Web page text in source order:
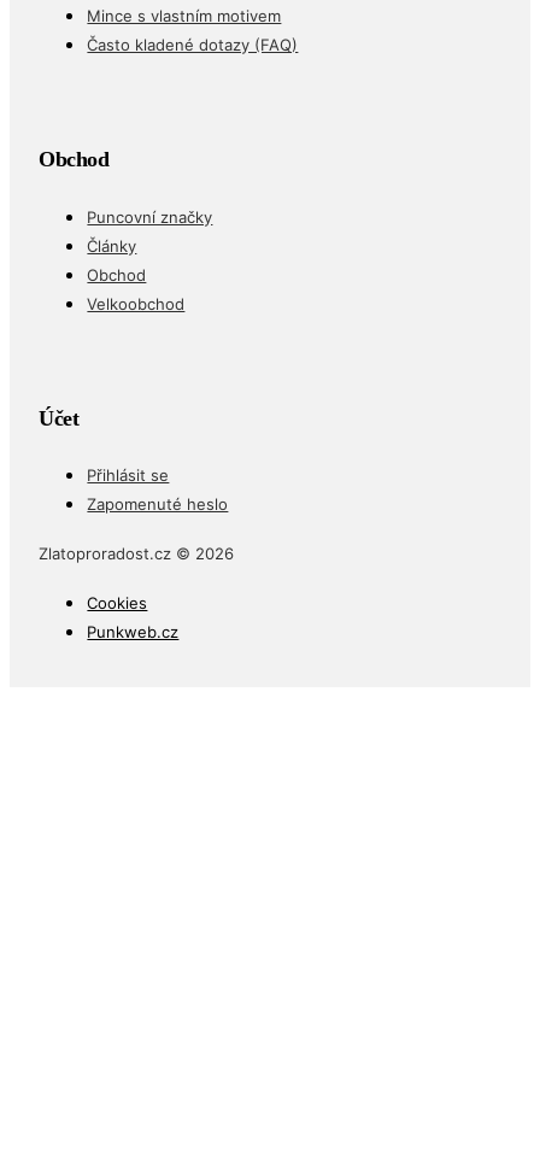
Mince s vlastním motivem
Často kladené dotazy (FAQ)
Obchod
Puncovní značky
Články
Obchod
Velkoobchod
Účet
Přihlásit se
Zapomenuté heslo
Zlatoproradost.cz © 2026
Cookies
Punkweb.cz